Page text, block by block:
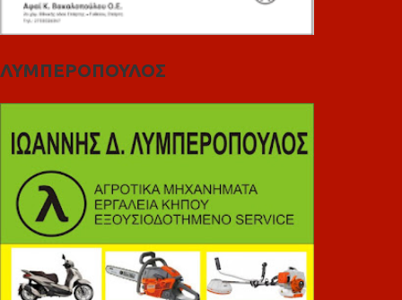
ΛΥΜΠΕΡΟΠΟΥΛΟΣ